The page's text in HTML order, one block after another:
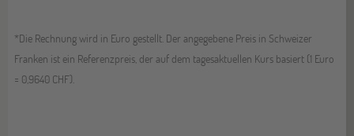
*Die Rechnung wird in Euro gestellt. Der angegebene Preis in Schweizer
Franken ist ein Referenzpreis, der auf dem tagesaktuellen Kurs basiert (1 Euro
= 0,9640 CHF).